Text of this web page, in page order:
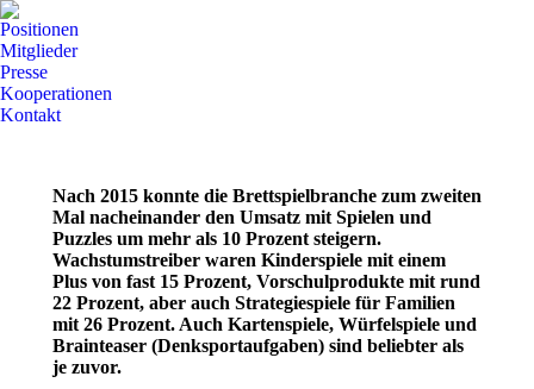
Positionen
Mitglieder
Presse
Kooperationen
Kontakt
Nach 2015 konnte die Brettspielbranche zum zweiten
Mal nacheinander den Umsatz mit Spielen und
Puzzles um mehr als 10 Prozent steigern.
Wachstumstreiber waren Kinderspiele mit einem
Plus von fast 15 Prozent, Vorschulprodukte mit rund
22 Prozent, aber auch Strategiespiele für Familien
mit 26 Prozent. Auch Kartenspiele, Würfelspiele und
Brainteaser (Denksportaufgaben) sind beliebter als
je zuvor.